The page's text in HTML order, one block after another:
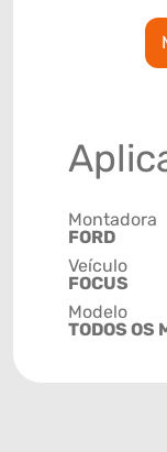
Montadora
FORD
Veículo
FOCUS
Modelo
TODOS OS